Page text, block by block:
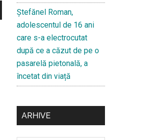
Ştefănel Roman,
adolescentul de 16 ani
care s-a electrocutat
după ce a căzut de pe o
pasarelă pietonală, a
încetat din viață
ARHIVE